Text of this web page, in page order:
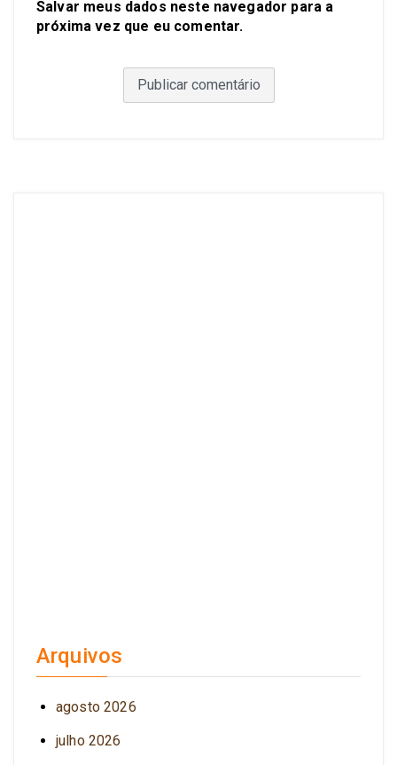
Salvar meus dados neste navegador para a
próxima vez que eu comentar.
Arquivos
agosto 2026
julho 2026